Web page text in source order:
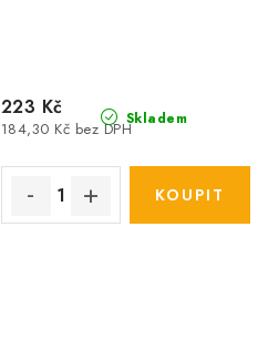
Skladem
184,30 Kč bez DPH
223 Kč